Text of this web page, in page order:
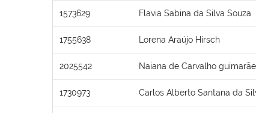
1573629 Flavia Sabina da Silva Souza
1755638 Lorena Araújo Hirsch
2025542 Naiana de Carvalho
1730973 Carlos Alberto Santana da